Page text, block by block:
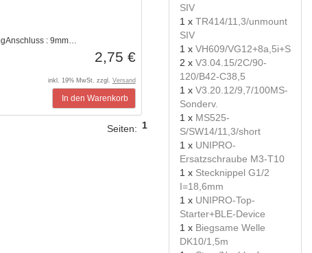
: 9mm…
2,75 €
inkl. 19% MwSt. zzgl. Versand
In den Warenkorb
1
Seiten:
SIV
1 x TR414/11,3/unmount
SIV
1 x VH609/VG12+8a,5i+S
2 x V3.04.15/2C/90-
120/B42-C38,5
1 x V3.20.12/9,7/100MS-
Sonderv.
1 x MS525-
S/SW14/11,3/short
1 x UNIPRO-
Ersatzschraube M3-T10
1 x Stecknippel G1/2
I=18,6mm
1 x UNIPRO-Top-
Starter+BLE-Device
1 x Biegsame Welle
DK10/1,5m